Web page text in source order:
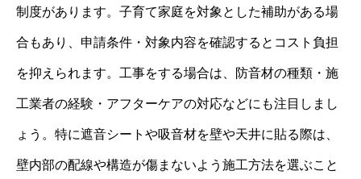
制度があります。子育て家庭を対象とした補助がある場
合もあり、申請条件・対象内容を確認するとコスト負担
を抑えられます。工事をする場合は、防音材の種類・施
工業者の経験・アフターケアの対応などにも注目しまし
ょう。特に遮音シートや吸音材を壁や天井に貼る際は、
壁内部の配線や構造が傷まないよう施工方法を選ぶこと